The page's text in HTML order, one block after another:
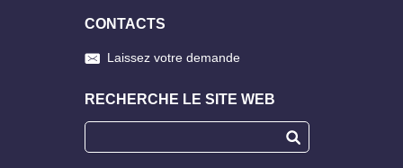
CONTACTS
Laissez votre demande
RECHERCHE LE SITE WEB